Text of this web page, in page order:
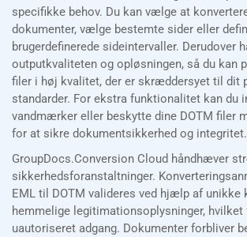
specifikke behov. Du kan vælge at
dokumenter, vælge bestemte sider eller
brugerdefinerede sideintervaller. Derudover
outputkvaliteten og opløsningen, så du kan
filer i høj kvalitet, der er skræddersyet til dit
standarder. For ekstra funktionalitet kan du
vandmærker eller beskytte dine DOTM filer
for at sikre dokumentsikkerhed og integritet.
GroupDocs.Conversion Cloud håndhæver
sikkerhedsforanstaltninger.
EML til DOTM valideres ved hjælp af unikke
hemmelige legitimationsoplysninger, hvilket
uautoriseret adgang. Dokumenter forbliver